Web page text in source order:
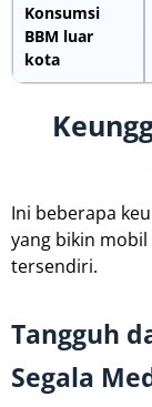
Konsumsi
BBM luar
kota
Ini beberapa
yang bikin
tersendiri.
Tangguh
Segala